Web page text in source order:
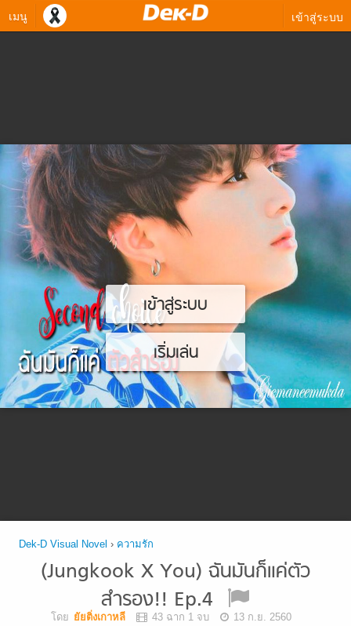
เมนู เข้าสู่ระบบ
เข้าสู่ระบบ
เริ่มเล่น
Dek-D Visual Novel › ความรัก
(Jungkook X You) ฉันมันก็แค่ตัว
สำรอง!! Ep.4
โดย ยัยติ่งเกาหลี 43 ฉาก 1 จบ
13 ก.ย. 2560